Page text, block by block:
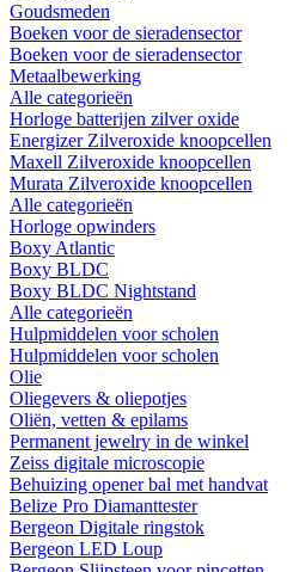
Goudsmeden
Boeken voor de sieradensector
Boeken voor de sieradensector
Metaalbewerking
Alle categorieën
Horloge batterijen zilver oxide
Energizer Zilveroxide knoopcellen
Maxell Zilveroxide knoopcellen
Murata Zilveroxide knoopcellen
Alle categorieën
Horloge opwinders
Boxy Atlantic
Boxy BLDC
Boxy BLDC Nightstand
Alle categorieën
Hulpmiddelen voor scholen
Hulpmiddelen voor scholen
Olie
Oliegevers & oliepotjes
Oliën, vetten & epilams
Permanent jewelry in de winkel
Zeiss digitale microscopie
Behuizing opener bal met handvat
Belize Pro Diamanttester
Bergeon Digitale ringstok
Bergeon LED Loup